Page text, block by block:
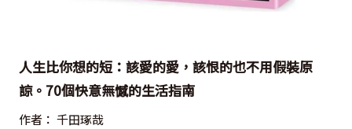
人生比你想的短：該愛的愛，該恨的也不用假裝原
諒。70個快意無憾的生活指南
作者： 千田琢哉